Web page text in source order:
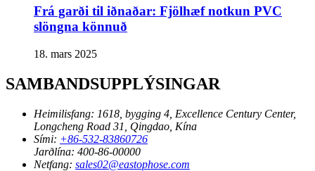
Frá garði til iðnaðar: Fjölhæf notkun PVC
slöngna könnuð
18. mars 2025
SAMBANDSUPPLÝSINGAR
Heimilisfang: 1618, bygging 4, Excellence Century Center,
Longcheng Road 31, Qingdao, Kína
Sími: +86-532-83860726
Jarðlína: 400-86-00000
Netfang: sales02@eastophose.com